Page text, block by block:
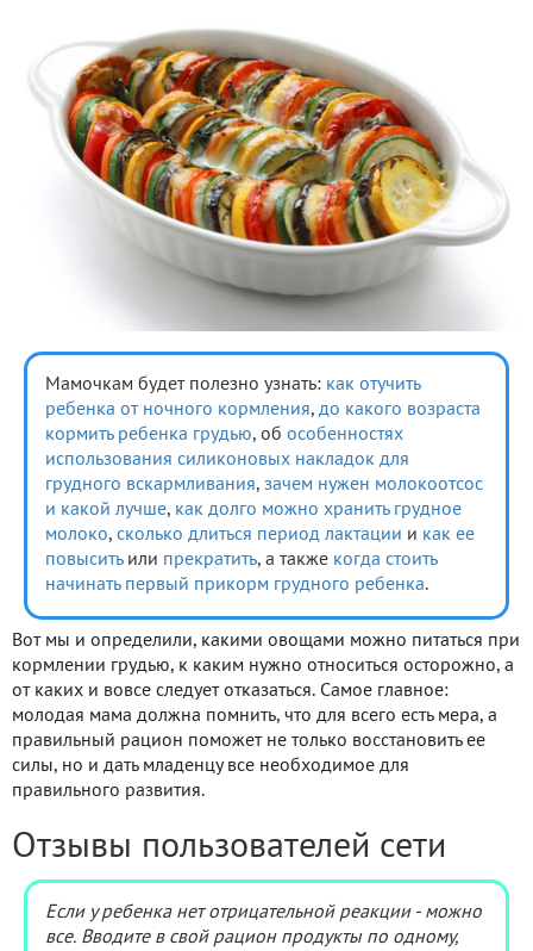
Мамочкам будет полезно узнать: как отучить
ребенка от ночного кормления, до какого возраста
кормить ребенка грудью, об особенностях
использования силиконовых накладок для
грудного вскармливания, зачем нужен молокоотсос
и какой лучше, как долго можно хранить грудное
молоко, сколько длиться период лактации и как ее
повыситьили прекратить, а также когда стоить
начинать первый прикорм грудного ребенка.
Вот мы и определили, какими овощами можно питаться при
кормлении грудью, к каким нужно относиться осторожно, а
от каких и вовсе следует отказаться. Самое главное:
молодая мама должна помнить, что для всего есть мера, а
правильный рацион поможет не только восстановить ее
силы, но и дать младенцу все необходимое для
правильного развития.
Отзывы пользователей сети
Если у ребенка нет отрицательной реакции - можно
все. Вводите в свой рацион продукты по одному,